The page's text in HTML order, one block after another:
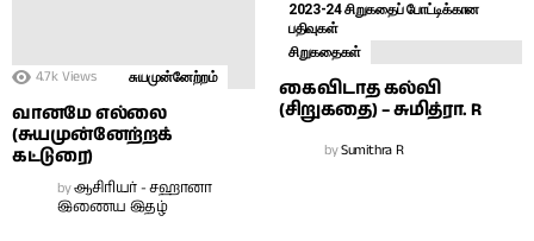
4.7k Views சுயமுன்னேற்றம்
வானமே எல்லை
(சுயமுன்னேற்றக்
கட்டுரை)
byஆசிரியர் - சஹானா
இணைய இதழ்
2023-24 சிறுகதைப் போட்டிக்கான
பதிவுகள்
சிறுகதைகள்
கைவிடாத கல்வி
(சிறுகதை) – சுமித்ரா. R
bySumithra R